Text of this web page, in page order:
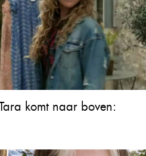
komt naar boven: